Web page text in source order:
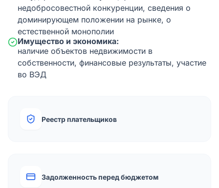
недобросовестной конкуренции, сведения о
доминирующем положении на рынке, о
естественной монополии
Имущество и экономика:
наличие объектов недвижимости в
собственности, финансовые результаты, участие
во ВЭД
Реестр плательщиков
Задолженность перед бюджетом